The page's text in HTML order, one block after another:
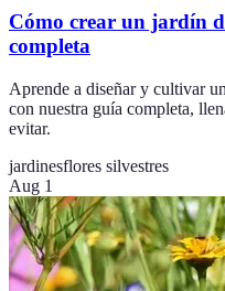
Cómo crear un jardín
completa
Aprende a diseñar y cultivar
con nuestra guía completa,
evitar.
jardinesflores silvestres
Aug 1